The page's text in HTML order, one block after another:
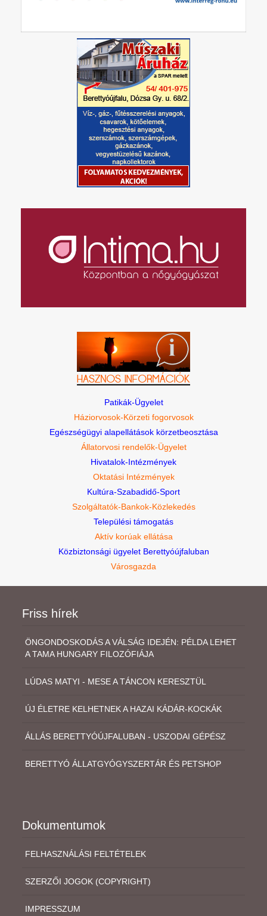
Patikák-Ügyelet
Háziorvosok-Körzeti fogorvosok
Egészségügyi alapellátások körzetbeosztása
Állatorvosi rendelők-Ügyelet
Hivatalok-Intézmények
Oktatási Intézmények
Kultúra-Szabadidő-Sport
Szolgáltatók-Bankok-Közlekedés
Települési támogatás
Aktív korúak ellátása
Közbiztonsági ügyelet Berettyóújfaluban
Városgazda
Friss hírek
ÖNGONDOSKODÁS A VÁLSÁG IDEJÉN: PÉLDA LEHET
A TAMA HUNGARY FILOZÓFIÁJA
LÚDAS MATYI - MESE A TÁNCON KERESZTÜL
ÚJ ÉLETRE KELHETNEK A HAZAI KÁDÁR-KOCKÁK
ÁLLÁS BERETTYÓÚJFALUBAN - USZODAI GÉPÉSZ
BERETTYÓ ÁLLATGYÓGYSZERTÁR ÉS PETSHOP
Dokumentumok
FELHASZNÁLÁSI FELTÉTELEK
SZERZŐI JOGOK (COPYRIGHT)
IMPRESSZUM